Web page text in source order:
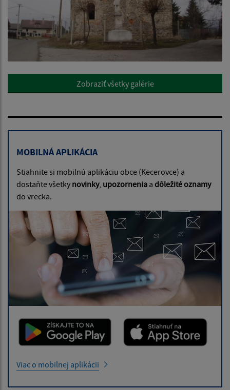
Zobraziť všetky galérie
MOBILNÁ APLIKÁCIA
Stiahnite si mobilnú aplikáciu obce (Kecerovce) a
dostaňte všetky novinky, upozornenia a dôležité oznamy
do vrecka.
Viac o mobilnej aplikácii